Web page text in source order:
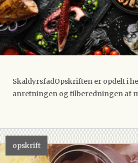
SkaldyrsfadOpskriften er opdelt i
anretningen og tilberedningen af
opskrift